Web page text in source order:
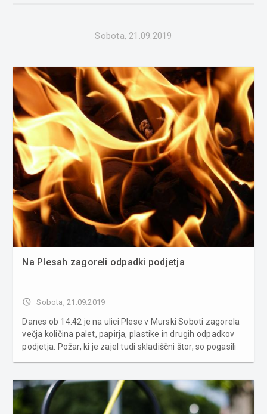
Sobota, 21.09.2019
Na Plesah zagoreli odpadki podjetja
access_time Sobota, 21.09.2019
Danes ob 14.42 je na ulici Plese v Murski Soboti zagorela
večja količina palet, papirja, plastike in drugih odpadkov
podjetja. Požar, ki je zajel tudi skladiščni štor, so pogasili